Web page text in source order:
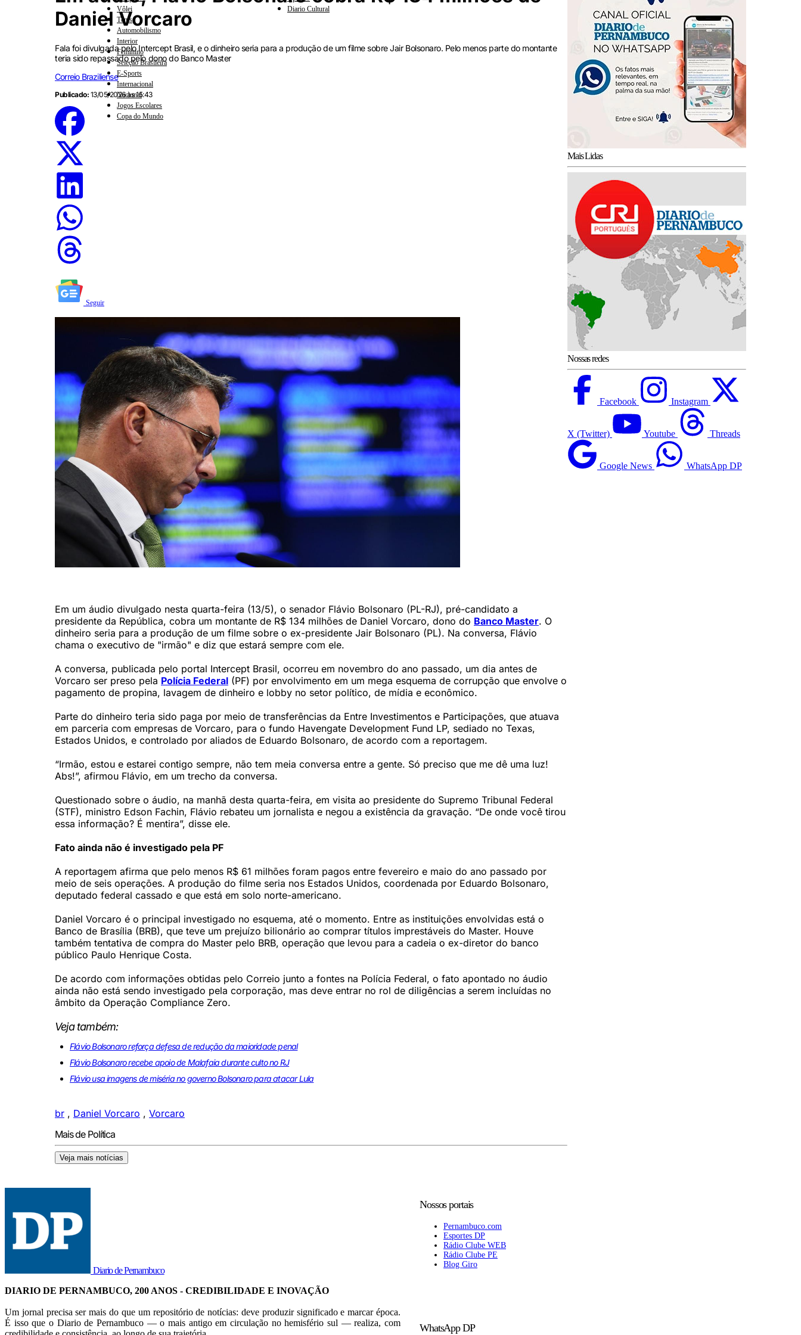
Vôlei
Tênis
Automobilismo
Interior
Feminino
Seleção Brasileira
E-Sports
Internacional
Nacional
Jogos Escolares
Copa do Mundo
Diario Cultural
Daniel Vorcaro
Fala foi divulgada pelo Intercept Brasil, e o dinheiro seria para a produção de um filme sobre Jair Bolsonaro. Pelo menos parte do montante
teria sido repassado pelo dono do Banco Master
Correio Braziliense
Publicado: 13/05/2026 às 15:43
Seguir
Em um áudio divulgado nesta quarta-feira (13/5), o senador Flávio Bolsonaro (PL-RJ), pré-candidato a
presidente da República, cobra um montante de R$ 134 milhões de Daniel Vorcaro, dono do Banco Master. O
dinheiro seria para a produção de um filme sobre o ex-presidente Jair Bolsonaro (PL). Na conversa, Flávio
chama o executivo de "irmão" e diz que estará sempre com ele.
A conversa, publicada pelo portal Intercept Brasil, ocorreu em novembro do ano passado, um dia antes de
Vorcaro ser preso pela Polícia Federal (PF) por envolvimento em um mega esquema de corrupção que envolve o
pagamento de propina, lavagem de dinheiro e lobby no setor político, de mídia e econômico.
Parte do dinheiro teria sido paga por meio de transferências da Entre Investimentos e Participações, que atuava
em parceria com empresas de Vorcaro, para o fundo Havengate Development Fund LP, sediado no Texas,
Estados Unidos, e controlado por aliados de Eduardo Bolsonaro, de acordo com a reportagem.
“Irmão, estou e estarei contigo sempre, não tem meia conversa entre a gente. Só preciso que me dê uma luz!
Abs!”, afirmou Flávio, em um trecho da conversa.
Questionado sobre o áudio, na manhã desta quarta-feira, em visita ao presidente do Supremo Tribunal Federal
(STF), ministro Edson Fachin, Flávio rebateu um jornalista e negou a existência da gravação. “De onde você tirou
essa informação? É mentira”, disse ele.
Fato ainda não é investigado pela PF
A reportagem afirma que pelo menos R$ 61 milhões foram pagos entre fevereiro e maio do ano passado por
meio de seis operações. A produção do filme seria nos Estados Unidos, coordenada por Eduardo Bolsonaro,
deputado federal cassado e que está em solo norte-americano.
Daniel Vorcaro é o principal investigado no esquema, até o momento. Entre as instituições envolvidas está o
Banco de Brasília (BRB), que teve um prejuízo bilionário ao comprar títulos imprestáveis do Master. Houve
também tentativa de compra do Master pelo BRB, operação que levou para a cadeia o ex-diretor do banco
público Paulo Henrique Costa.
De acordo com informações obtidas pelo Correio junto a fontes na Polícia Federal, o fato apontado no áudio
ainda não está sendo investigado pela corporação, mas deve entrar no rol de diligências a serem incluídas no
âmbito da Operação Compliance Zero.
Veja também:
Flávio Bolsonaro reforça defesa de redução da maioridade penal
Flávio Bolsonaro recebe apoio de Malafaia durante culto no RJ
Flávio usa imagens de miséria no governo Bolsonaro para atacar Lula
br , Daniel Vorcaro , Vorcaro
Mais de Política
Veja mais notícias
Mais Lidas
Nossas redes
Facebook Instagram
X (Twitter) Youtube Threads
Google News WhatsApp DP
Diario de Pernambuco
DIARIO DE PERNAMBUCO, 200 ANOS - CREDIBILIDADE E INOVAÇÃO
Um jornal precisa ser mais do que um repositório de notícias: deve produzir significado e marcar época.
É isso que o Diario de Pernambuco — o mais antigo em circulação no hemisfério sul — realiza, com
Nossos portais
Pernambuco.com
Esportes DP
Rádio Clube WEB
Rádio Clube PE
Blog Giro
WhatsApp DP